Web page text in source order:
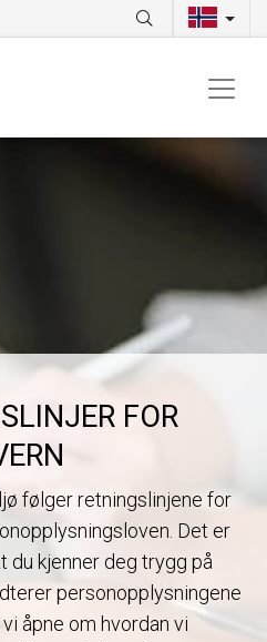
FOR
følger retningslinjene for
Det er
du kjenner deg trygg på
personopplysningene
åpne om hvordan vi